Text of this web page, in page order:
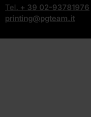
Tel. + 39 02-93781976
printing@pgteam.it